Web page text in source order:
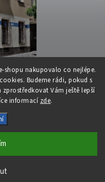
shopu nakupovalo co nejlépe.
Budeme rádi, pokud s
Vám ještě lepší
informací zde.
práva vyhrazena.
cookies
Shoptak.cz
🧡